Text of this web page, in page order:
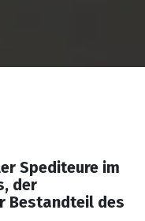
Spediteure im
der
Bestandteil des